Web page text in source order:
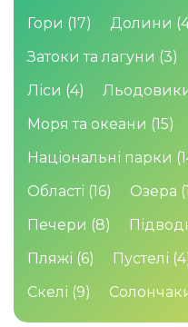
Гори (17) Долини
Затоки та лагуни (3)
Ліси (4)
Моря та океани (15)
Національні парки
Області (16) Озера
Печери (8)
Пляжі (6) Пустелі
Скелі (9)